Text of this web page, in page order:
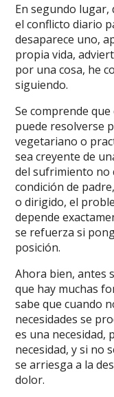
En segundo
el conflicto diario
desaparece uno,
propia vida,
por una cosa, he
siguiendo.
Se comprende
puede resolverse
vegetariano o
sea creyente de
del sufrimiento no
condición de
o dirigido, el
depende
se refuerza si
posición.
Ahora bien, antes
que hay muchas
sabe que cuando
necesidades se
es una necesidad,
necesidad, y si no
se arriesga a la
dolor.